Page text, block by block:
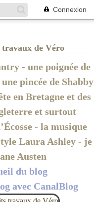
Connexion
de Véro
- une poignée de
pincée de Shabby
en Bretagne et des
et surtout
- la musique
Laura Ashley - je
Austen
du blog
avec CanalBlog